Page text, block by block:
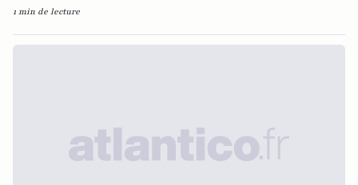
1 min de lecture